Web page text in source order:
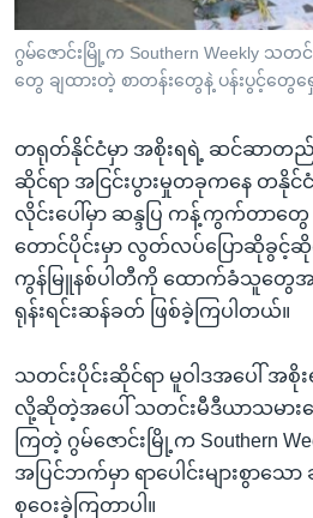
သို့
ကျော်
ကြည့်
ရှာဖွေ
နေရာ
ကျော်
ရန်
ဗွီအိုအေ လူမှုကွန်ယက်များ
ဘာသာစကားများ
ဂွမ်ဇောင်းမြို့က Southern Weekly သ
တွေ ချထားတဲ့ စာတန်းတွေနဲ့ ပန်းပွင့်တွေရှေ့
တရုတ်နိုင်ငံမှာ အစိုးရရဲ့ ဆင်ဆာတည်
ဆိုင်ရာ အငြင်းပွားမှုတခုကနေ တ
လိုင်းပေါ်မှာ ဆန္ဒပြ ကန့်ကွက်တာတွေ
တောင်ပိုင်းမှာ လွတ်လပ်ပြောဆိုခွင့်ဆို
ကွန်မြူနစ်ပါတီကို ထောက်ခံသူတွေအက
ရုန်းရင်းဆန်ခတ် ဖြစ်ခဲ့ကြပါတယ်။
သတင်းပိုင်းဆိုင်ရာ မူဝါဒအပေါ် အ
လို့ဆိုတဲ့အပေါ် သတင်းမီဒီယာသမား
ကြတဲ့ ဂွမ်ဇောင်းမြို့က Southern
အပြင်ဘက်မှာ ရာပေါင်းများစွာသေ
စုဝေးခဲ့ကြတာပါ။